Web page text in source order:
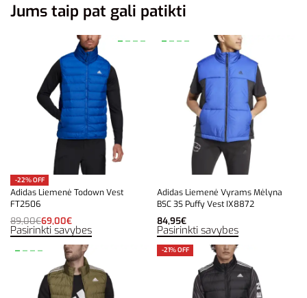
Jums taip pat gali patikti
-22% OFF
Adidas Liemenė Todown Vest
FT2506
89,00€69,00€
Pasirinkti savybes
Adidas Liemenė Vyrams Mėlyna
BSC 3S Puffy Vest IX8872
84,95€
Pasirinkti savybes
-21% OFF